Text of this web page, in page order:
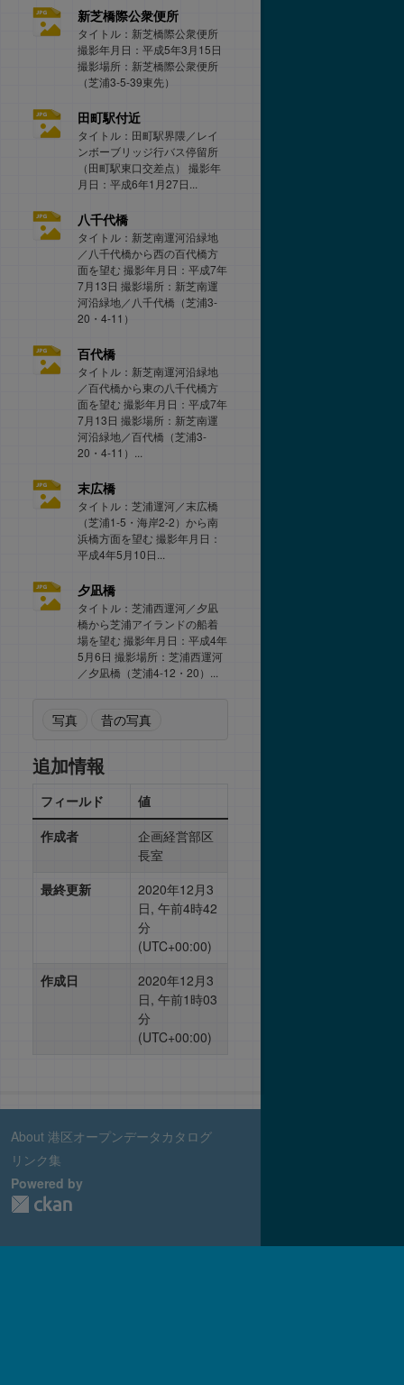
新芝橋際公衆便所
タイトル：新芝橋際公衆便所
撮影年月日：平成5年3月15日
撮影場所：新芝橋際公衆便所
（芝浦3-5-39東先）
田町駅付近
タイトル：田町駅界隈／レイ
ンボーブリッジ行バス停留所
（田町駅東口交差点） 撮影年
月日：平成6年1月27日...
八千代橋
タイトル：新芝南運河沿緑地
／八千代橋から西の百代橋方
面を望む 撮影年月日：平成7年
7月13日 撮影場所：新芝南運
河沿緑地／八千代橋（芝浦3-
20・4-11）
百代橋
タイトル：新芝南運河沿緑地
／百代橋から東の八千代橋方
面を望む 撮影年月日：平成7年
7月13日 撮影場所：新芝南運
河沿緑地／百代橋（芝浦3-
20・4-11）...
末広橋
タイトル：芝浦運河／末広橋
（芝浦1-5・海岸2-2）から南
浜橋方面を望む 撮影年月日：
平成4年5月10日...
夕凪橋
タイトル：芝浦西運河／夕凪
橋から芝浦アイランドの船着
場を望む 撮影年月日：平成4年
5月6日 撮影場所：芝浦西運河
／夕凪橋（芝浦4-12・20）...
写真 昔の写真
追加情報
フィールド
値
作成者
企画経営部区
長室
最終更新
2020年12月3
日, 午前4時42
分
(UTC+00:00)
作成日
2020年12月3
日, 午前1時03
分
(UTC+00:00)
About 港区オープンデータカタログ
リンク集
Powered by